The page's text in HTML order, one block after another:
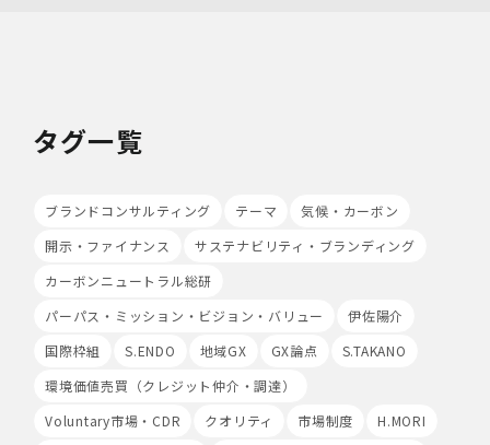
場合があります。
Cookieの使用は任意ですが、受け入れを拒否した場合
三者配信事業者が提供するサービスを利用することがあり
ます。
8.Google Analyticsの利用
当社は、サービス向上のためにGoogle LLC（以下
Analyticsを利用することがあります。Google
るCookieをもとにして、Google社が利用者様によるサ
イト訪問履歴を収集、記録、分析します。当社は、
タグ一覧
ブランドコンサルティング テーマ
気候・カーボン
開示・ファイナンス
サステナビリティ・ブランディング
カーボンニュートラル総研
パーパス・ミッション・ビジョン・バリュー
伊佐陽介
国際枠組
S.ENDO 地域GX GX論点
S.TAKANO
環境価値売買（クレジット仲介・調達）
Voluntary市場・CDR
クオリティ 市場制度
H.MORI